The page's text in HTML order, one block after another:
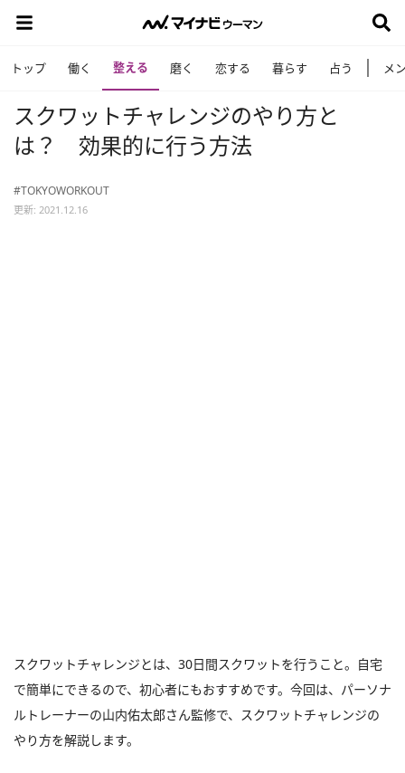
トップ 働く 整える 磨く 恋する 暮らす 占う メ
スクワットチャレンジのやり方と
は？ 効果的に行う方法
#TOKYOWORKOUT
更新: 2021.12.16
スクワットチャレンジとは、30日間スクワットを行うこと。自宅
で簡単にできるので、初心者にもおすすめです。今回は、パーソナ
ルトレーナーの山内佑太郎さん監修で、スクワットチャレンジの
やり方を解説します。